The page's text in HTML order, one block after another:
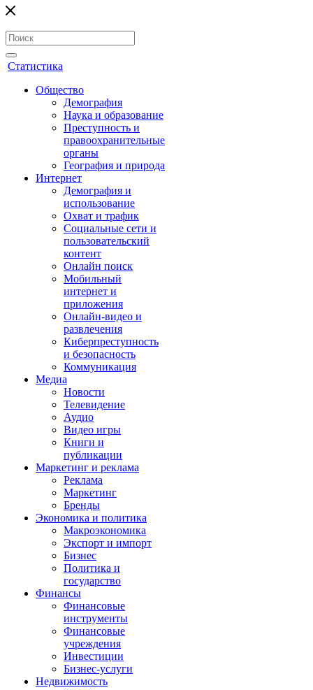
Статистика
Общество
Демография
Наука и образование
Преступность и
правоохранительные
органы
География и природа
Интернет
Демография и
использование
Охват и трафик
Социальные сети и
пользовательский
контент
Онлайн поиск
Мобильный
интернет и
приложения
Онлайн-видео и
развлечения
Киберпреступность
и безопасность
Коммуникация
Медиа
Новости
Телевидение
Аудио
Видео игры
Книги и
публикации
Маркетинг и реклама
Реклама
Маркетинг
Бренды
Экономика и политика
Макроэкономика
Экспорт и импорт
Бизнес
Политика и
государство
Финансы
Финансовые
инструменты
Финансовые
учреждения
Инвестиции
Бизнес-услуги
Недвижимость